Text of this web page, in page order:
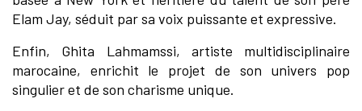
Elam Jay, séduit par sa voix puissante et expressive.
Enfin, Ghita Lahmamssi, artiste multidisciplinaire
marocaine, enrichit le projet de son univers pop
singulier et de son charisme unique.